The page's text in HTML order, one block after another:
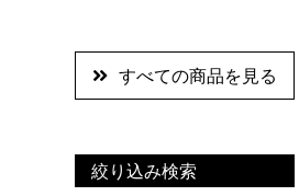
すべての商品を見る
絞り込み検索